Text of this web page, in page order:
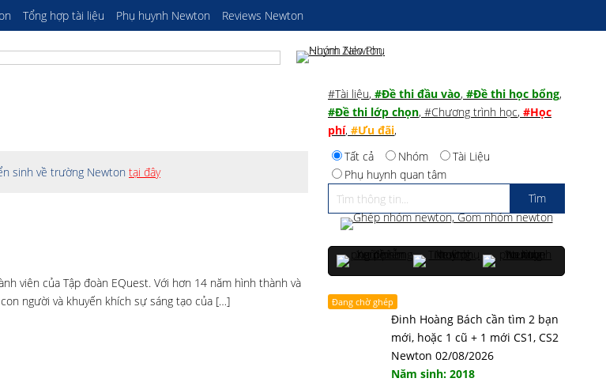
Tổng hợp tài liệu Phụ huynh Newton Reviews Newton
sinh về trường Newton tại đây
viên của Tập đoàn EQuest. Với hơn 14 năm hình thành và
người và khuyến khích sự sáng tạo của […]
#Tài liệu, #Đề thi đầu vào, #Đề thi học bổng,
#Đề thi lớp chọn, #Chương trình học, #Học
phí, #Ưu đãi,
Tất cả
Nhóm
Tài Liệu
Phụ huynh quan tâm
Đang chờ ghép
Đinh Hoàng Bách cần tìm 2 bạn
mới, hoặc 1 cũ + 1 mới CS1, CS2
Newton 02/08/2026
Năm sinh: 2018